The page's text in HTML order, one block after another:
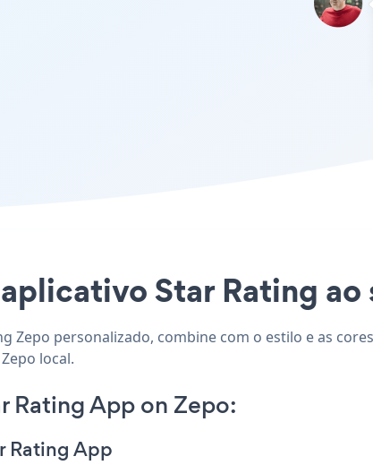
Star Rating
Zepo personalizado, combine com o estilo e as
local.
Rating App on Zepo:
Rating App